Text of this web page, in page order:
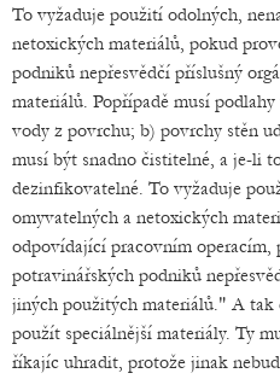
To vyžaduje použití odolných,
netoxických materiálů, pokud
podniků nepřesvědčí příslušný
materiálů. Popřípadě musí
vody z povrchu; b) povrchy stěn
musí být snadno čistitelné, a je-li
dezinfikovatelné. To vyžaduje
omyvatelných a netoxických
odpovídající pracovním operacím,
potravinářských podniků
jiných použitých materiálů." A tak
použít speciálnější materiály. Ty
říkajíc uhradit, protože jinak